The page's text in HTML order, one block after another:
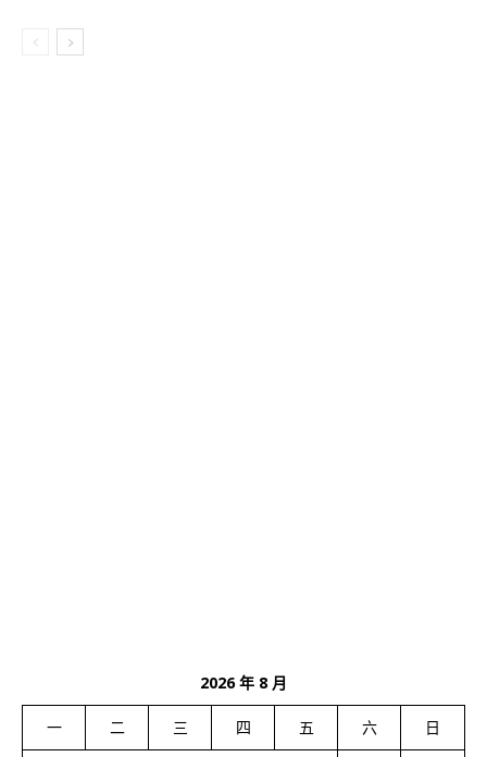
2026 年 8 月
一 二 三 四 五 六 日